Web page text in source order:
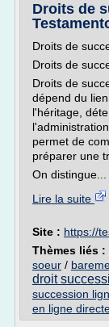
Droits de
Droits de
Droits de
Droits de
dépend du
l'héritage,
permet de
préparer une
On distingue...
Lire la suite
Site : https://
Thèmes liés :
soeur /
droit
succession
en ligne